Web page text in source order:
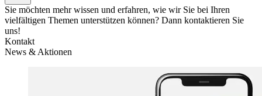
Sie möchten mehr wissen und erfahren, wie wir Sie bei Ihren
vielfältigen Themen unterstützen können? Dann kontaktieren Sie
uns!
Kontakt
News & Aktionen